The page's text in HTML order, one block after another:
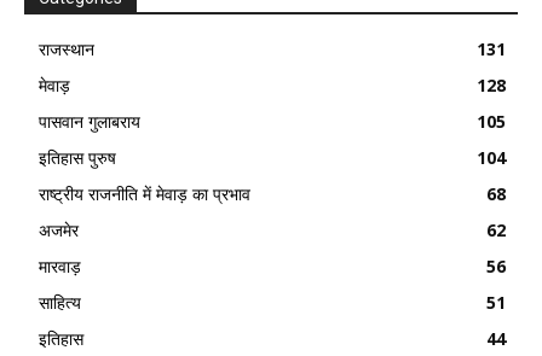
राजस्थान
131
मेवाड़
128
पासवान गुलाबराय
105
इतिहास पुरुष
104
राष्ट्रीय राजनीति में मेवाड़ का प्रभाव
68
अजमेर
62
मारवाड़
56
साहित्य
51
इतिहास
44